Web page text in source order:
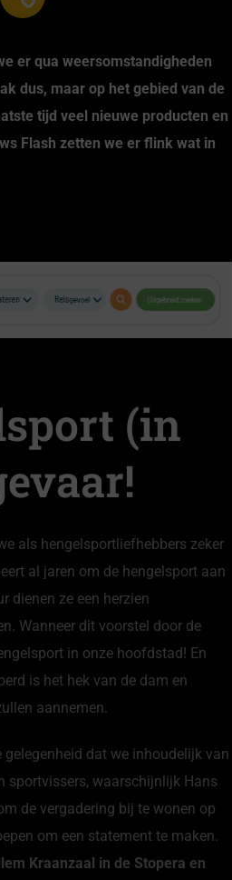
er qua weersomstandigheden
dus, maar op het gebied van de
tijd veel nieuwe producten en
Flash zetten we er flink wat in
(in
als hengelsportliefhebbers zeker
al jaren om de hengelsport aan
dienen ze een herzien
Wanneer dit voorstel door de
in onze hoofdstad! En
is het hek van de dam en
aannemen.
dat we inhoudelijk van
sportvissers, waarschijnlijk Hans
de vergadering bij te wonen op
om een statement te maken.
Kraanzaal in de Stopera en